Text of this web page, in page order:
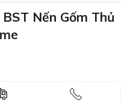
Nến Gốm Thủ